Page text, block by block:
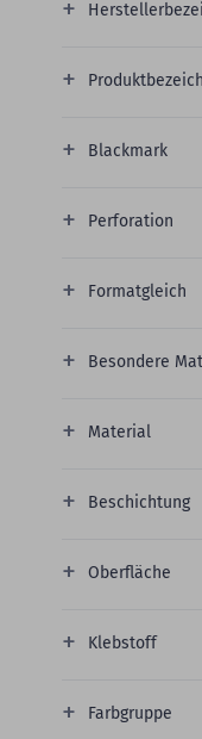
Blackmark
Perforation
Formatgleich
Besondere
Material
Beschichtung
Oberfläche
Klebstoff
Farbgruppe